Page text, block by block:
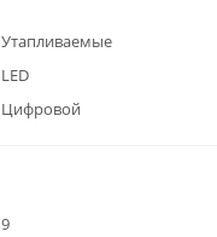
Утапливаемые
LED
Цифровой
9